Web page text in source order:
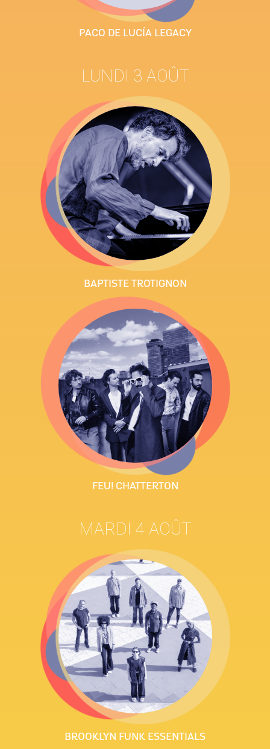
PACO DE LUCÍA LEGACY
LUNDI 3 AOÛT
BAPTISTE TROTIGNON
FEU! CHATTERTON
MARDI 4 AOÛT
BROOKLYN FUNK ESSENTIALS